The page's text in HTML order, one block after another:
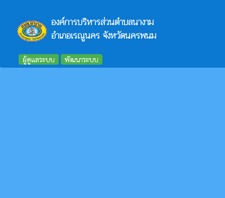
องค์การบริหารส่วนตำบลนางาม
อำเภอเรณูนคร จังหวัดนครพนม
ผู้ดูแลระบบ พัฒนาระบบ